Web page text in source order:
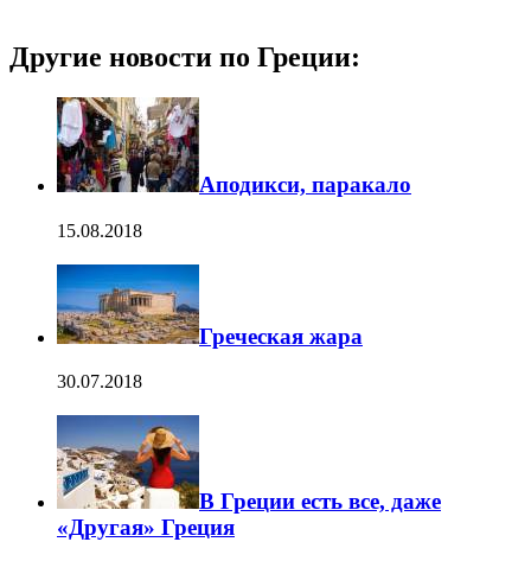
Другие новости по Греции:
Аподикси, паракало
15.08.2018
Греческая жара
30.07.2018
В Греции есть все, даже
«Другая» Греция